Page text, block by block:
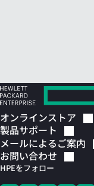
オンラインストア
製品サポート
メールによるご案内
お問い合わせ
HPEをフォロー